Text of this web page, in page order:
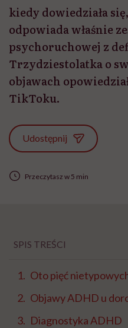
kiedy dowiedziała
odpowiada właśnie
psychoruchowej z
Trzydziestolatka o
objawach
TikToku.
Udostępnij
Przeczytasz w 5 min
SPIS TREŚCI
Oto pięć
Objawy ADHD u
Diagnostyka ADHD